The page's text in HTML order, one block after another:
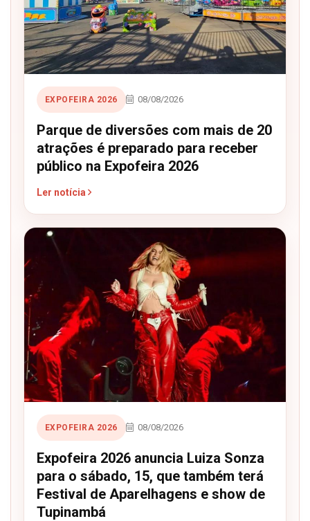
EXPOFEIRA 2026 08/08/2026
Parque de diversões com mais de 20
atrações é preparado para receber
público na Expofeira 2026
Ler notícia
EXPOFEIRA 2026 08/08/2026
Expofeira 2026 anuncia Luiza Sonza
para o sábado, 15, que também terá
Festival de Aparelhagens e show de
Tupinambá